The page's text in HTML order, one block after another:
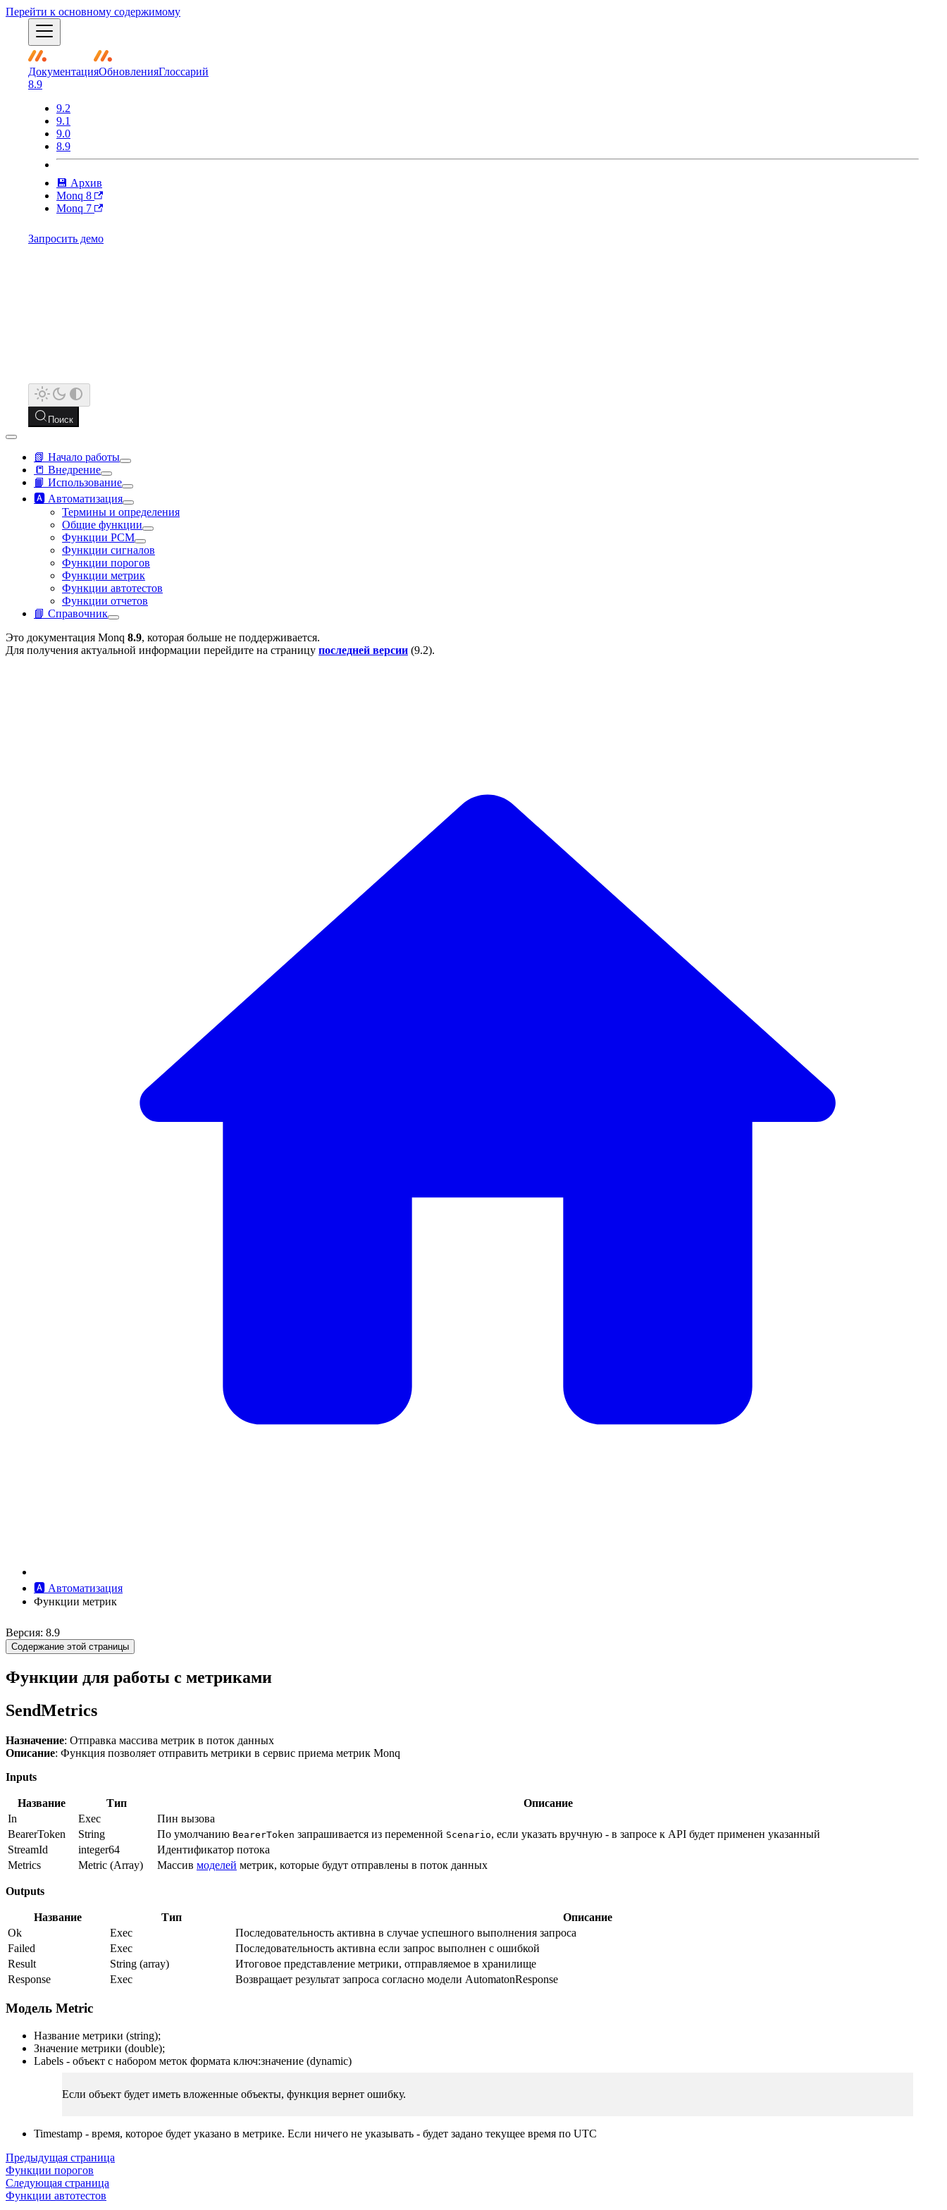
Перейти к основному содержимому
ДокументацияОбновленияГлоссарий
8.9
9.2
9.1
9.0
8.9
💾 Архив
Monq 8
Monq 7
Запросить демо
Поиск
📗 Начало работы
📒 Внедрение
📙 Использование
🅰️ Автоматизация
Термины и определения
Общие функции
Функции РСМ
Функции сигналов
Функции порогов
Функции метрик
Функции автотестов
Функции отчетов
📘 Справочник
Это документация Monq 8.9, которая больше не поддерживается.
Для получения актуальной информации перейдите на страницу последней версии (9.2).
🅰️ Автоматизация
Функции метрик
Версия: 8.9
Содержание этой страницы
Функции для работы с метриками
SendMetrics
Назначение: Отправка массива метрик в поток данных
Описание: Функция позволяет отправить метрики в сервис приема метрик Monq
Inputs
Название Тип
Описание
In
Exec
Пин вызова
BearerToken
String По умолчанию BearerToken запрашивается из переменной Scenario, если указать вручную - в запросе к API будет применен указанный
StreamId
integer64
Идентификатор потока
Metrics
Metric (Array) Массив моделей метрик, которые будут отправлены в поток данных
Outputs
Название Тип
Описание
Ok
Exec
Последовательность активна в случае успешного выполнения запроса
Failed
Exec
Последовательность активна если запрос выполнен с ошибкой
Result
String (array)
Итоговое представление метрики, отправляемое в хранилище
Response
Exec Возвращает результат запроса согласно модели AutomatonResponse
Модель Metric
Название метрики (string);
Значение метрики (double);
Labels - объект с набором меток формата ключ:значение (dynamic)
Если объект будет иметь вложенные объекты, функция вернет ошибку.
Timestamp - время, которое будет указано в метрике. Если ничего не указывать - будет задано текущее время по UTC
Предыдущая страница
Функции порогов
Следующая страница
Функции автотестов